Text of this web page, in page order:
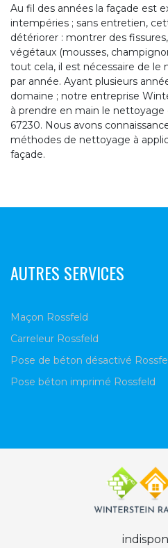
Au fil des années la façade est
intempéries ; sans entretien,
détériorer : montrer des
végétaux (mousses,
tout cela, il est nécessaire de
par année. Ayant plusieurs
domaine ; notre entreprise
à prendre en main le nettoyage
67230. Nous avons
méthodes de nettoyage à
façade.
AUTRES SERVICES
Maçon Rossfeld
Carreleur Rossfeld
Pose de béton désactivé
Pose béton imprimé Rossfeld